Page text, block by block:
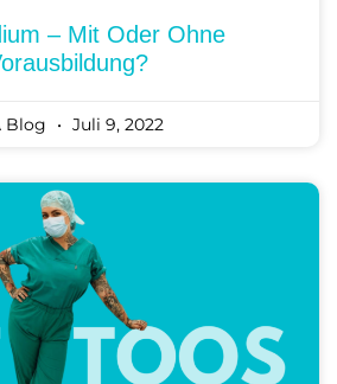
– Mit Oder Ohne
Blog Juli 9, 2022